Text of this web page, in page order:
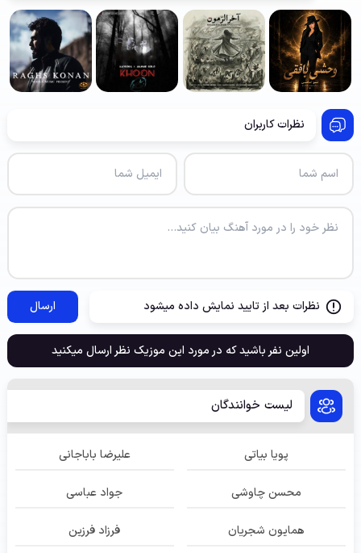
نظرات کاربران
نظرات بعد از تایید نمایش داده میشود ارسال
اولین نفر باشید که در مورد این موزیک نظر ارسال میکنید
لیست خوانندگان
پویا بیاتی علیرضا باباجانی
محسن چاوشی جواد عباسی
همایون شجریان فرزاد فرزین